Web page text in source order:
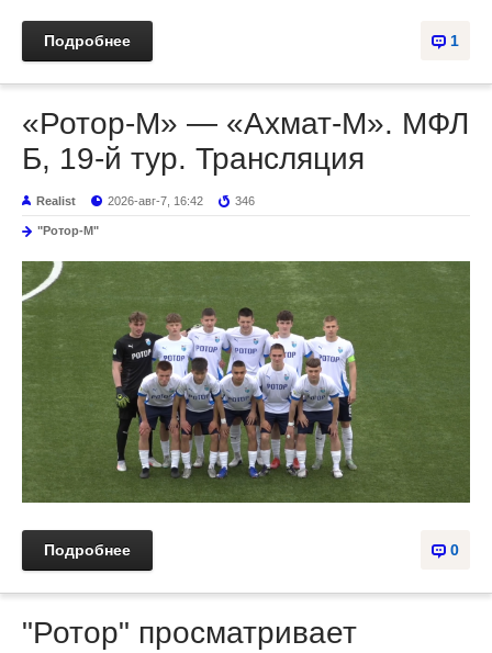
1
Подробнее
«Ротор-М» — «Ахмат-М». МФЛ
Б, 19-й тур. Трансляция
Realist 2026-авг-7, 16:42 346
"Ротор-М"
0
Подробнее
"Ротор" просматривает